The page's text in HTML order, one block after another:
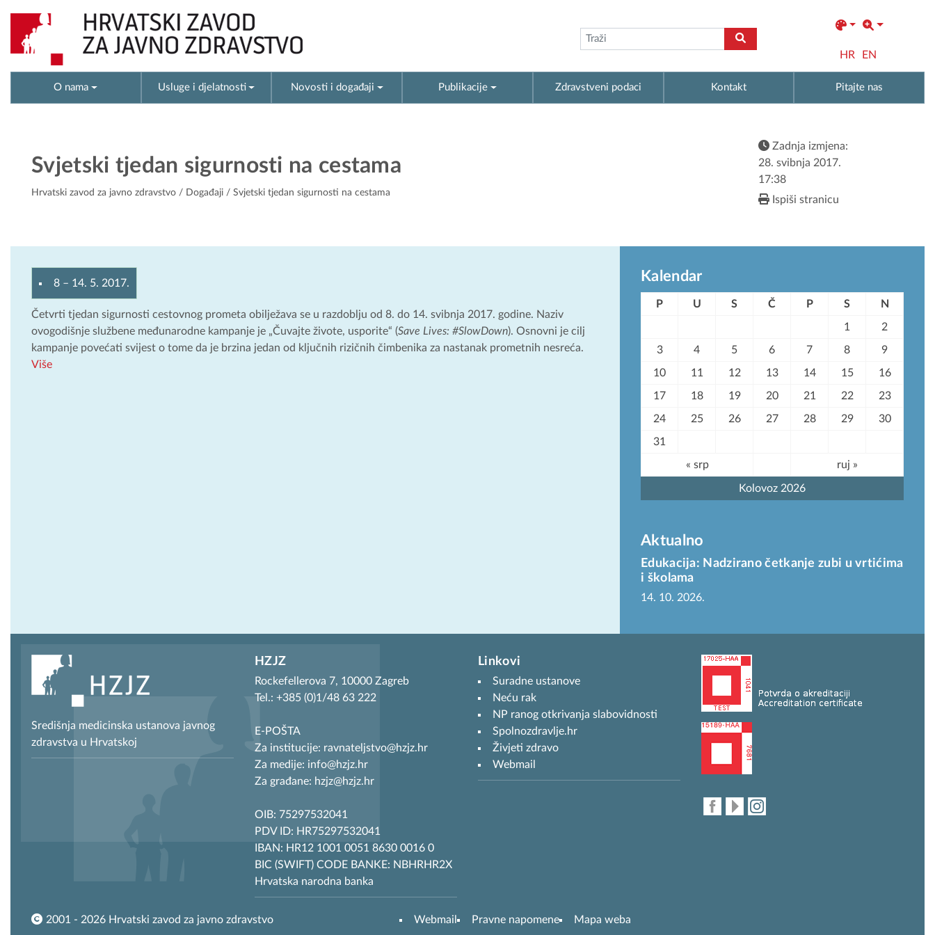
HR EN
O nama Usluge i djelatnosti Novosti i događaji Publikacije Zdravstveni podaci Kontakt Pitajte nas
Svjetski tjedan sigurnosti na cestama
Hrvatski zavod za javno zdravstvo / Događaji / Svjetski tjedan sigurnosti na cestama
Zadnja izmjena:
28. svibnja 2017.
17:38
Ispiši stranicu
8 – 14. 5. 2017.
Četvrti tjedan sigurnosti cestovnog prometa obilježava se u razdoblju od 8. do 14. svibnja 2017. godine. Naziv
ovogodišnje službene međunarodne kampanje je „Čuvajte živote, usporite“ (Save Lives: #SlowDown). Osnovni je cilj
kampanje povećati svijest o tome da je brzina jedan od ključnih rizičnih čimbenika za nastanak prometnih nesreća.
Više
Kalendar
Kolovoz 2026
P U S Č P S N
1 2
3 4 5 6 7 8 9
10 11 12 13 14 15 16
17 18 19 20 21 22 23
24 25 26 27 28 29 30
31
« srp ruj »
Aktualno
Edukacija: Nadzirano četkanje zubi u vrtićima
i školama
14. 10. 2026.
Središnja medicinska ustanova javnog
zdravstva u Hrvatskoj
HZJZ
Rockefellerova 7, 10000 Zagreb
Tel.: +385 (0)1/48 63 222
E-POŠTA
Za institucije: ravnateljstvo@hzjz.hr
Za medije: info@hzjz.hr
Za građane: hzjz@hzjz.hr
OIB: 75297532041
PDV ID: HR75297532041
IBAN: HR12 1001 0051 8630 0016 0
BIC (SWIFT) CODE BANKE: NBHRHR2X
Hrvatska narodna banka
Linkovi
Suradne ustanove
Neću rak
NP ranog otkrivanja slabovidnosti
Spolnozdravlje.hr
Živjeti zdravo
Webmail
2001 - 2026 Hrvatski zavod za javno zdravstvo Webmail Pravne napomene Mapa weba